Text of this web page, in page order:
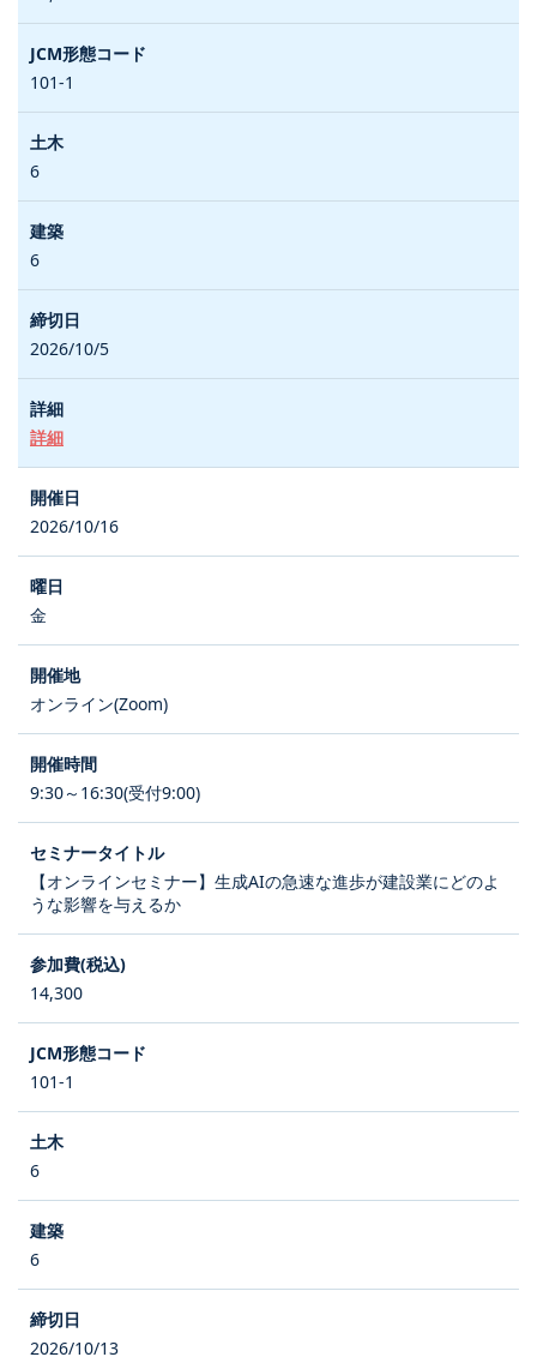
101-1
6
6
2026/10/5
詳細
2026/10/16
金
オンライン(Zoom)
9:30～16:30(受付9:00)
【オンラインセミナー】生成AIの急速な進歩が建設業にどのよ
うな影響を与えるか
14,300
101-1
6
6
2026/10/13